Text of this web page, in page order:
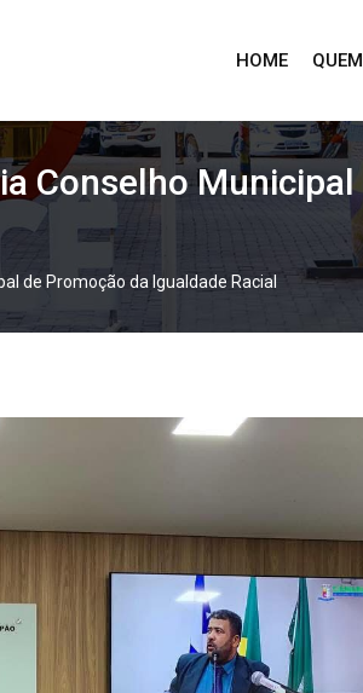
HOME
Conselho
de Promoção da Igualdade Racial